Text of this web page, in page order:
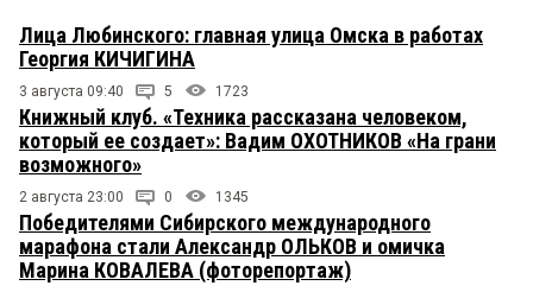
Лица Любинского: главная улица Омска в работах
Георгия КИЧИГИНА
3 августа 09:40 5 1723
Книжный клуб. «Техника рассказана человеком,
который ее создает»: Вадим ОХОТНИКОВ «На грани
возможного»
2 августа 23:00 0 1345
Победителями Сибирского международного
марафона стали Александр ОЛЬКОВ и омичка
Марина КОВАЛЕВА (фоторепортаж)